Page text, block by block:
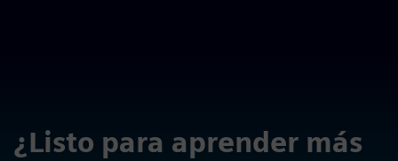
¿Listo para aprender más